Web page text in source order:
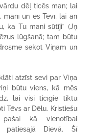
dēļ ticēs man; lai
manī un es Tevī, lai arī
ka Tu mani sūtīji” (Jņ
lūgšanā; tam būtu
sekot Viņam un
atzīst sevi par Viņa
būtu viens, kā mēs
lai visi ticīgie tiktu
Tēvs ar Dēlu. Kristiešu
kā vienotībai
patiesajā Dievā. Šī